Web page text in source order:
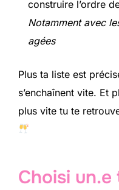
construire l’ordre
Notamment avec
agées
Plus ta liste est
s’enchaînent vite. Et
plus vite tu te
Choisi un.e